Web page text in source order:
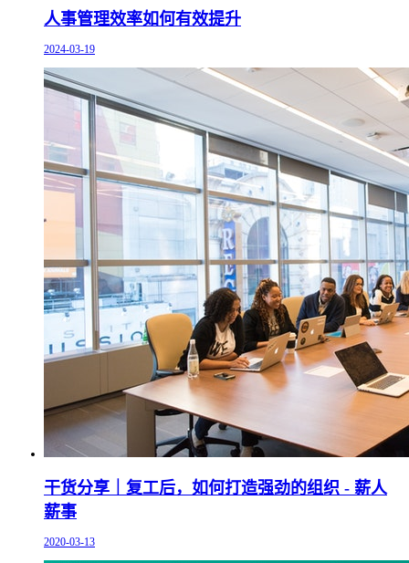
人事管理效率如何有效提升
2024-03-19
干货分享｜复工后，如何打造强劲的组织 - 薪人
薪事
2020-03-13